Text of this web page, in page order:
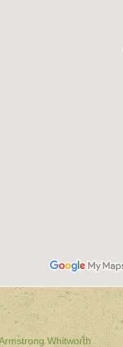
Whitworth